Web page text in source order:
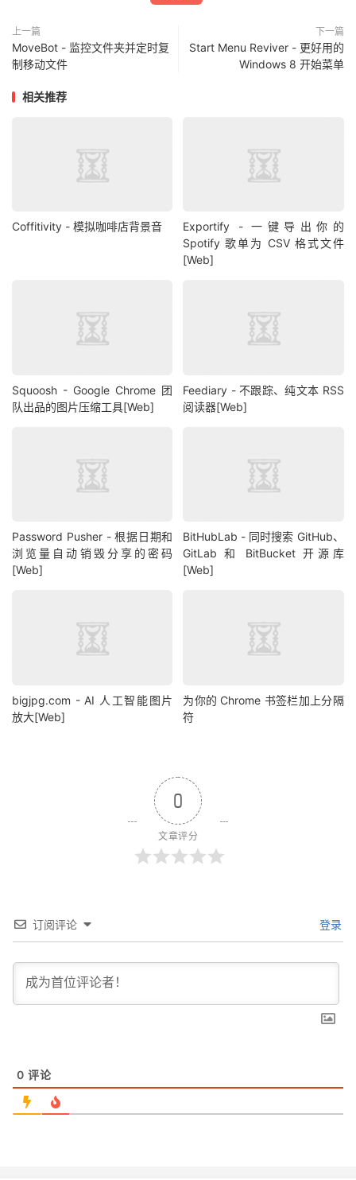
上一篇
MoveBot - 监控文件夹并定时复
制移动文件
下一篇
Start Menu Reviver - 更好用的
Windows 8 开始菜单
相关推荐
Coffitivity - 模拟咖啡店背景音
Exportify - 一键导出你的
Spotify 歌单为 CSV 格式文件
[Web]
Squoosh - Google Chrome 团
队出品的图片压缩工具[Web]
Feediary - 不跟踪、纯文本 RSS
阅读器[Web]
Password Pusher - 根据日期和
浏览量自动销毁分享的密码
[Web]
BitHubLab - 同时搜索 GitHub、
GitLab 和 BitBucket 开源库
[Web]
bigjpg.com - AI 人工智能图片
放大[Web]
为你的 Chrome 书签栏加上分隔
符
0
文章评分
订阅评论 登录
0 评论